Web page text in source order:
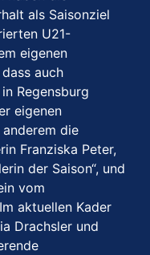
als Saisonziel
U21-
eigenen
auch
Regensburg
eigenen
die
Franziska Peter,
der Saison“, und
vom
aktuellen Kader
Drachsler und